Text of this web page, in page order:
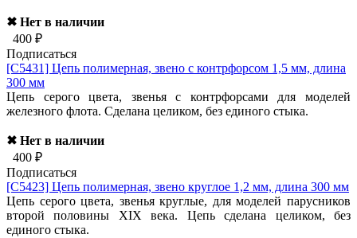
✖ Нет в наличии
400 ₽
Подписаться
[C5431] Цепь полимерная, звено с контрфорсом 1,5 мм, длина
300 мм
Цепь серого цвета, звенья с контрфорсами для моделей
железного флота. Сделана целиком, без единого стыка.
✖ Нет в наличии
400 ₽
Подписаться
[C5423] Цепь полимерная, звено круглое 1,2 мм, длина 300 мм
Цепь серого цвета, звенья круглые, для моделей парусников
второй половины XIX века. Цепь сделана целиком, без
единого стыка.